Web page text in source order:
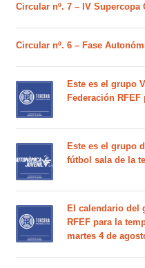
Circular nº. 7 – IV Supercopa
Circular nº. 6 – Fase
Este es el grupo
Federación RFEF
Este es el grupo
fútbol sala de la
El calendario del
RFEF para la
martes 4 de